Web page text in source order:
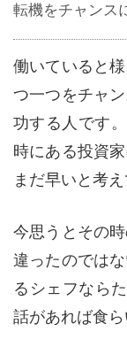
転機をチャンス
働いていると
つ一つをチャ
功する人です
時にある投資
まだ早いと考
今思うとその
違ったのでは
るシェフなら
話があれば食ら